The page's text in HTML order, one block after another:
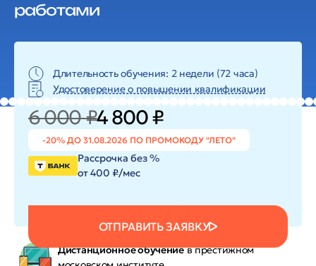
работами
Длительность обучения: 2 недели (72 часа)
Удостоверение о повышении квалификации
6 000 ₽4 800 ₽
-20% ДО 31.08.2026 ПО ПРОМОКОДУ "ЛЕТО"
ОТПРАВИТЬ ЗАЯВКУ
Рассрочка без %
от 400 ₽/мес
Дистанционное обучениев престижном